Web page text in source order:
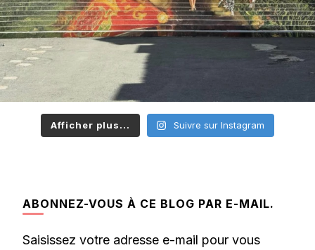
Afficher plus... Suivre sur Instagram
ABONNEZ-VOUS À CE BLOG PAR E-MAIL.
Saisissez votre adresse e-mail pour vous